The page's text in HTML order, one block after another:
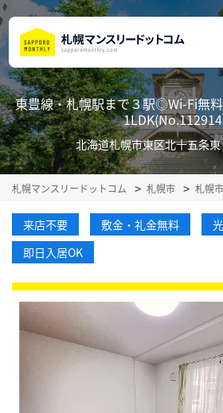
東豊線・札幌駅まで３駅◎Wi-Fi無
北海道札幌市東区北十五条
札幌マンスリードットコム 札幌市 札幌
来店不要 敷金・礼金無料
即日入居OK